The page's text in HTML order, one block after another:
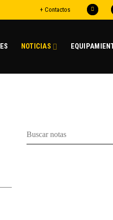
+ Contactos
NOTICIAS